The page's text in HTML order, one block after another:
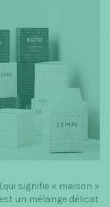
signifie « maison »
un mélange délicat